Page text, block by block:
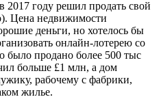
году решил продать свой
Цена недвижимости
деньги, но хотелось бы
онлайн-лотерею со
было продано более 500 тыс
больше £1 млн, а дом
рабочему с фабрики,
жилье.